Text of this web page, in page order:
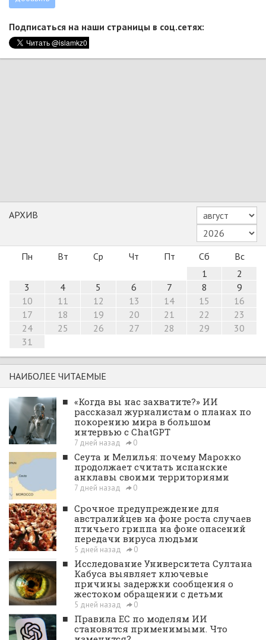
Подписаться на наши страницы в соц.сетях:
АРХИВ
Пн Вт Ср Чт Пт Сб
Вс
1
2
3
4 5 6 7 8
9
10
11 12 13 14 15
16
17
18 19 20 21 22
23
24
25 26 27 28 29
30
31
НАИБОЛЕЕ ЧИТАЕМЫЕ
■ «Когда вы нас захватите?» ИИ
рассказал журналистам о планах по
покорению мира в большом
интервью с ChatGPT
7 дней назад 0
■ Сеута и Мелилья: почему Марокко
продолжает считать испанские
анклавы своими территориями
7 дней назад 0
■ Срочное предупреждение для
австралийцев на фоне роста случаев
птичьего гриппа на фоне опасений
передачи вируса людьми
5 дней назад 0
■ Исследование Университета Султана
Кабуса выявляет ключевые
причины задержки сообщения о
жестоком обращении с детьми
5 дней назад 0
■ Правила ЕС по моделям ИИ
становятся применимыми. Что